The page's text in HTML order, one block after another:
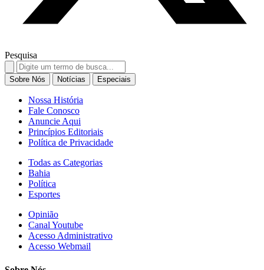
Pesquisa
Search
for:
Sobre Nós Notícias Especiais
Nossa História
Fale Conosco
Anuncie Aqui
Princípios Editoriais
Política de Privacidade
Todas as Categorias
Bahia
Política
Esportes
Opinião
Canal Youtube
Acesso Administrativo
Acesso Webmail